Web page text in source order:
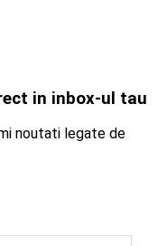
in inbox-ul tau
noutati legate de